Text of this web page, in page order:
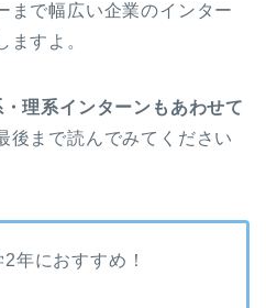
まで幅広い企業のインター
ますよ。
理系インターンもあわせて
後まで読んでみてください
年におすすめ！